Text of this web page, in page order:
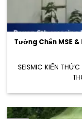
Tường Chắn MSE
SEISMIC KIẾN